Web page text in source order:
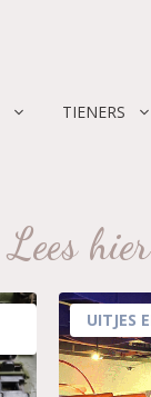
TIENERS
Lees
UITJES